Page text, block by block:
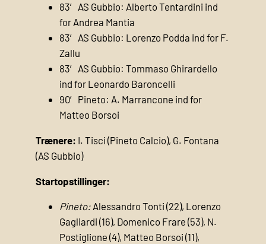
83′ AS Gubbio: Alberto Tentardini ind
for Andrea Mantia
83′ AS Gubbio: Lorenzo Podda ind for F.
Zallu
83′ AS Gubbio: Tommaso Ghirardello
ind for Leonardo Baroncelli
90′ Pineto: A. Marrancone ind for
Matteo Borsoi
Trænere: I. Tisci (Pineto Calcio), G. Fontana
(AS Gubbio)
Startopstillinger:
Pineto:Alessandro Tonti (22), Lorenzo
Gagliardi (16), Domenico Frare (53), N.
Postiglione (4), Matteo Borsoi (11),